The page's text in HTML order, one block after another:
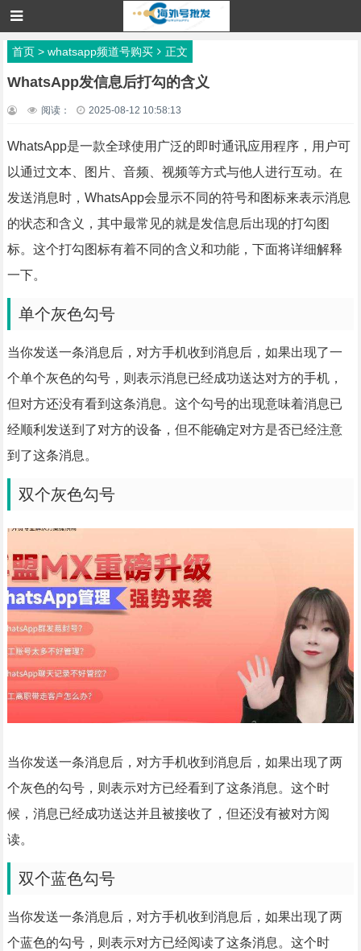
首页> whatsapp频道号购买 正文
WhatsApp发信息后打勾的含义
阅读： 2025-08-12 10:58:13
WhatsApp是一款全球使用广泛的即时通讯应用程序，用户可
以通过文本、图片、音频、视频等方式与他人进行互动。在
发送消息时，WhatsApp会显示不同的符号和图标来表示消息
的状态和含义，其中最常见的就是发信息后出现的打勾图
标。这个打勾图标有着不同的含义和功能，下面将详细解释
一下。
单个灰色勾号
当你发送一条消息后，对方手机收到消息后，如果出现了一
个单个灰色的勾号，则表示消息已经成功送达对方的手机，
但对方还没有看到这条消息。这个勾号的出现意味着消息已
经顺利发送到了对方的设备，但不能确定对方是否已经注意
到了这条消息。
双个灰色勾号
当你发送一条消息后，对方手机收到消息后，如果出现了两
个灰色的勾号，则表示对方已经看到了这条消息。这个时
候，消息已经成功送达并且被接收了，但还没有被对方阅
读。
双个蓝色勾号
当你发送一条消息后，对方手机收到消息后，如果出现了两
个蓝色的勾号，则表示对方已经阅读了这条消息。这个时